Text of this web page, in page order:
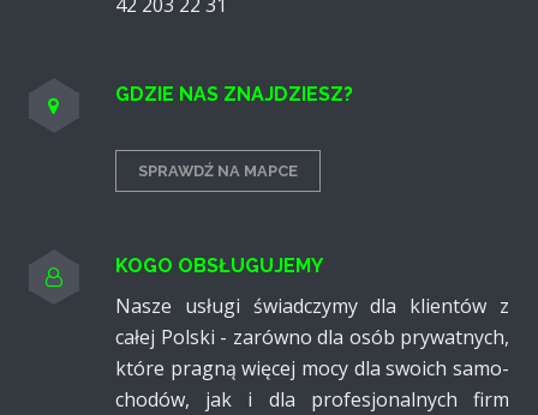
GDZIE NAS ZNAJDZIESZ?
SPRAWDŹ NA MAPCE
KOGO OBSŁUGUJEMY
Nasze usługi świadczymy dla klientów z
całej Polski - zarówno dla osób pry­watnych,
które pragną więcej mocy dla swoich samo­
chodów, jak i dla profesjo­nalnych firm